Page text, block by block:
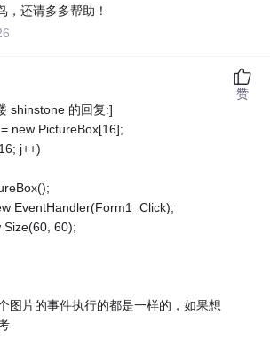
，还请多多帮助！
shinstone 的回复:]
new PictureBox[16];
j++)
EventHandler(Form1_Click);
Size(60, 60);
图片的事件执行的都是一样的，如果想
赞